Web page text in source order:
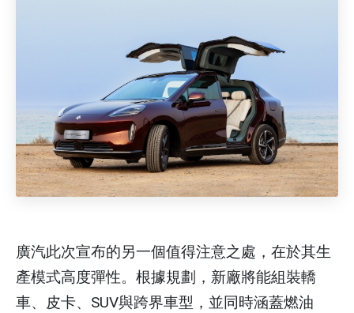
廣汽此次宣布的另一個值得注意之處，在於其生
產模式高度彈性。根據規劃，新廠將能組裝轎
車、皮卡、SUV與跨界車型，並同時涵蓋燃油